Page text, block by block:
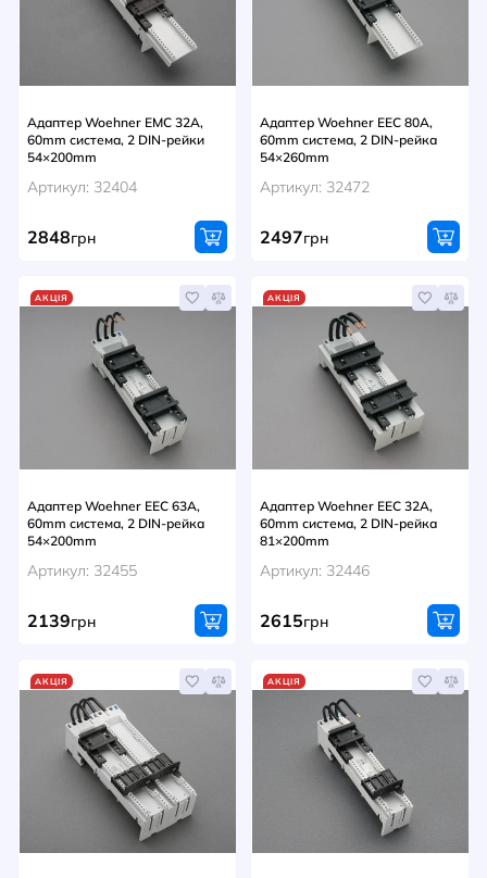
Адаптер Woehner EMC 32A,
60mm система, 2 DIN-рейки
54×200mm
Артикул: 32404
2848грн
Адаптер Woehner EEC 80A,
60mm система, 2 DIN-рейка
54×260mm
Артикул: 32472
2497грн
АКЦІЯ
Адаптер Woehner EEC 63A,
60mm система, 2 DIN-рейка
54×200mm
Артикул: 32455
2139грн
АКЦІЯ
Адаптер Woehner EEC 32A,
60mm система, 2 DIN-рейка
81×200mm
Артикул: 32446
2615грн
АКЦІЯ АКЦІЯ